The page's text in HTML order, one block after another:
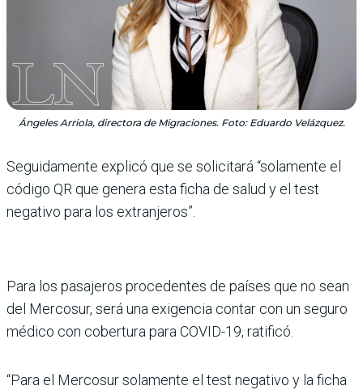
Ángeles Arriola, directora de Migraciones. Foto: Eduardo Velázquez.
Seguidamente explicó que se solicitará “solamente el
código QR que genera esta ficha de salud y el test
negativo para los extranjeros”.
Para los pasajeros procedentes de países que no sean
del Mercosur, será una exigencia contar con un seguro
médico con cobertura para COVID-19, ratificó.
“Para el Mercosur solamente el test negativo y la ficha